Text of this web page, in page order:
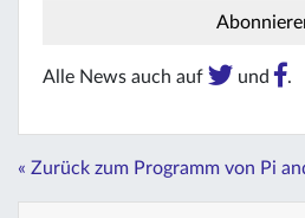
Alle News auch auf und .
« Zurück zum Programm von Pi